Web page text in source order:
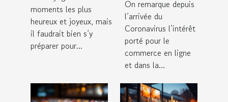
Dubaï ?
moments les plus
heureux et joyeux, mais
il faudrait bien s’y
préparer pour...
˂/h1˃
On remarque depuis
l’arrivée du
Coronavirus l’intérêt
porté pour le
commerce en ligne
et dans la...